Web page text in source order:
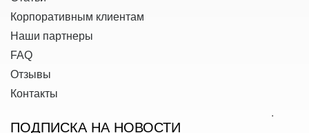
Корпоративным клиентам
Наши партнеры
FAQ
Отзывы
Контакты
ПОДПИСКА НА НОВОСТИ